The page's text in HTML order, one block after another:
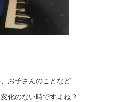
お子さんのことなど
化のない時ですよね？